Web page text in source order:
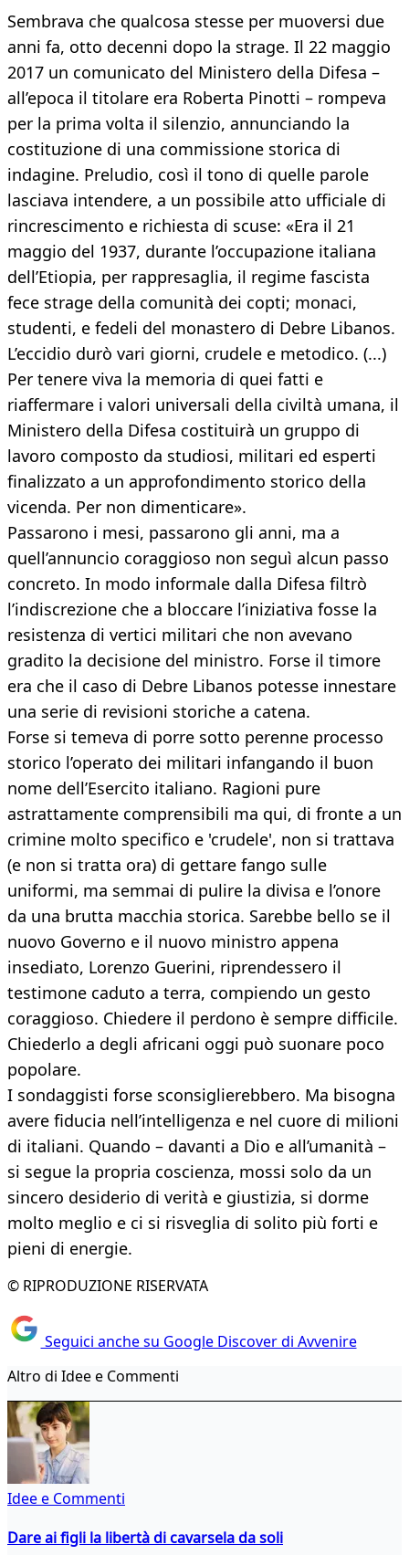
Sembrava che qualcosa stesse per muoversi due
anni fa, otto decenni dopo la strage. Il 22 maggio
2017 un comunicato del Ministero della Difesa –
all’epoca il titolare era Roberta Pinotti – rompeva
per la prima volta il silenzio, annunciando la
costituzione di una commissione storica di
indagine. Preludio, così il tono di quelle parole
lasciava intendere, a un possibile atto ufficiale di
rincrescimento e richiesta di scuse: «Era il 21
maggio del 1937, durante l’occupazione italiana
dell’Etiopia, per rappresaglia, il regime fascista
fece strage della comunità dei copti; monaci,
studenti, e fedeli del monastero di Debre Libanos.
L’eccidio durò vari giorni, crudele e metodico. (...)
Per tenere viva la memoria di quei fatti e
riaffermare i valori universali della civiltà umana, il
Ministero della Difesa costituirà un gruppo di
lavoro composto da studiosi, militari ed esperti
finalizzato a un approfondimento storico della
vicenda. Per non dimenticare».
Passarono i mesi, passarono gli anni, ma a
quell’annuncio coraggioso non seguì alcun passo
concreto. In modo informale dalla Difesa filtrò
l’indiscrezione che a bloccare l’iniziativa fosse la
resistenza di vertici militari che non avevano
gradito la decisione del ministro. Forse il timore
era che il caso di Debre Libanos potesse innestare
una serie di revisioni storiche a catena.
Forse si temeva di porre sotto perenne processo
storico l’operato dei militari infangando il buon
nome dell’Esercito italiano. Ragioni pure
astrattamente comprensibili ma qui, di fronte a un
crimine molto specifico e 'crudele', non si trattava
(e non si tratta ora) di gettare fango sulle
uniformi, ma semmai di pulire la divisa e l’onore
da una brutta macchia storica. Sarebbe bello se il
nuovo Governo e il nuovo ministro appena
insediato, Lorenzo Guerini, riprendessero il
testimone caduto a terra, compiendo un gesto
coraggioso. Chiedere il perdono è sempre difficile.
Chiederlo a degli africani oggi può suonare poco
popolare.
I sondaggisti forse sconsiglierebbero. Ma bisogna
avere fiducia nell’intelligenza e nel cuore di milioni
di italiani. Quando – davanti a Dio e all’umanità –
si segue la propria coscienza, mossi solo da un
sincero desiderio di verità e giustizia, si dorme
molto meglio e ci si risveglia di solito più forti e
pieni di energie.
© RIPRODUZIONE RISERVATA
Seguici anche su Google Discover di Avvenire
Altro di Idee e Commenti
Idee e Commenti
Dare ai figli la libertà di cavarsela da soli